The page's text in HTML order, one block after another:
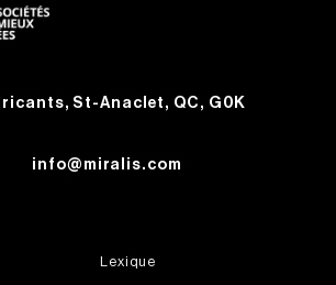
St-Anaclet, QC, G0K
info@miralis.com
Lexique